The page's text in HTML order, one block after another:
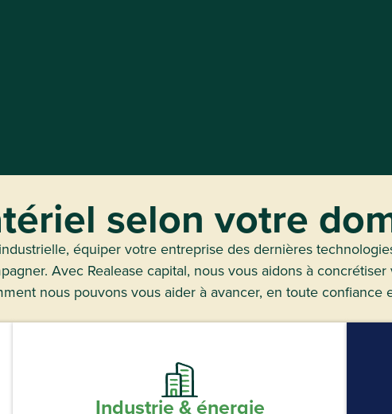
selon votre
équiper votre entreprise des dernières
Avec Realease capital, nous vous aidons à
nous pouvons vous aider à avancer, en toute
Industrie & énergie